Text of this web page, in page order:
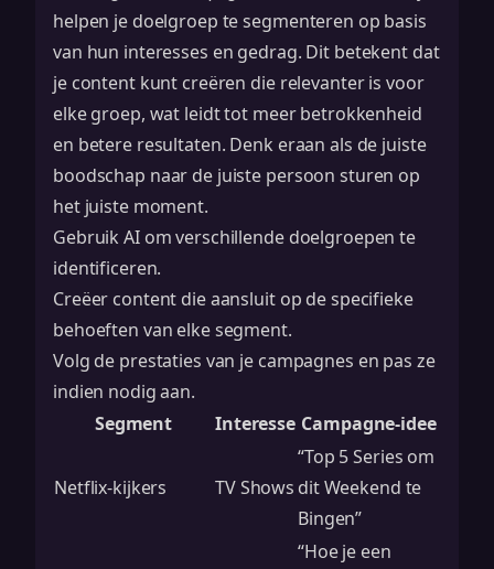
helpen je doelgroep te segmenteren op basis
van hun interesses en gedrag. Dit betekent dat
je content kunt creëren die relevanter is voor
elke groep, wat leidt tot meer betrokkenheid
en betere resultaten. Denk eraan als de juiste
boodschap naar de juiste persoon sturen op
het juiste moment.
Gebruik AI om verschillende doelgroepen te
identificeren.
Creëer content die aansluit op de specifieke
behoeften van elke segment.
Volg de prestaties van je campagnes en pas ze
indien nodig aan.
Segment
Interesse Campagne-idee
Netflix-kijkers TV Shows
“Top 5 Series om
dit Weekend te
Bingen”
“Hoe je een